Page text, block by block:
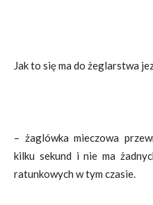
Jak to się ma do żeglarstwa
– żaglówka mieczowa
kilku sekund i nie ma
ratunkowych w tym czasie.